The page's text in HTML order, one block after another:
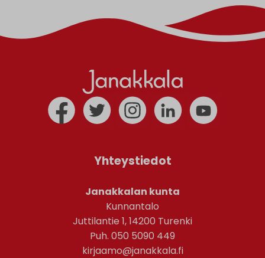
Yhteystiedot
Janakkalan kunta
Kunnantalo
Juttilantie 1, 14200 Turenki
Puh. 050 5090 449
kirjaamo@janakkala.fi